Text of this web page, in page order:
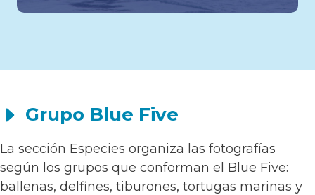
Grupo Blue Five
La sección Especies organiza las fotografías
según los grupos que conforman el Blue Five:
ballenas, delfines, tiburones, tortugas marinas y